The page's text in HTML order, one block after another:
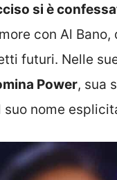
si è
con Al
futuri. Nelle
Power, sua
nome